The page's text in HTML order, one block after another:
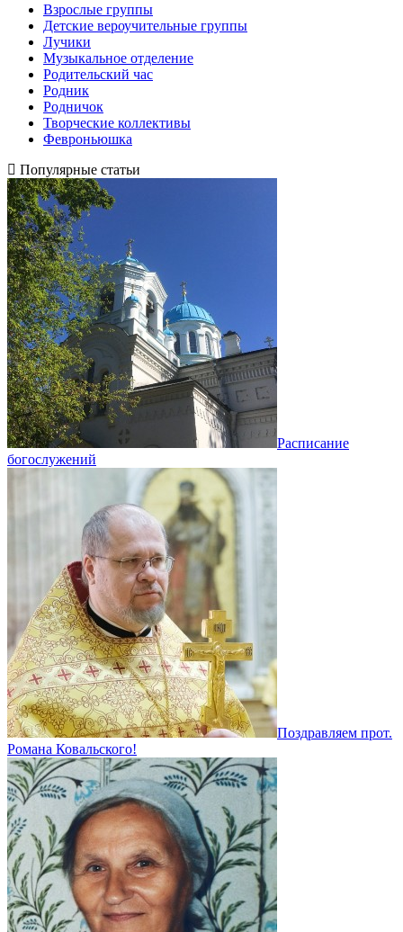
Взрослые группы
Детские вероучительные группы
Лучики
Музыкальное отделение
Родительский час
Родник
Родничок
Творческие коллективы
Февроньюшка
Популярные статьи
Расписание
богослужений
Поздравляем прот.
Романа Ковальского!